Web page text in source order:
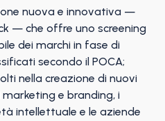
nuova e innovativa —
— che offre uno screening
dei marchi in fase di
secondo il POCA;
nella creazione di nuovi
e branding, i
intellettuale e le aziende